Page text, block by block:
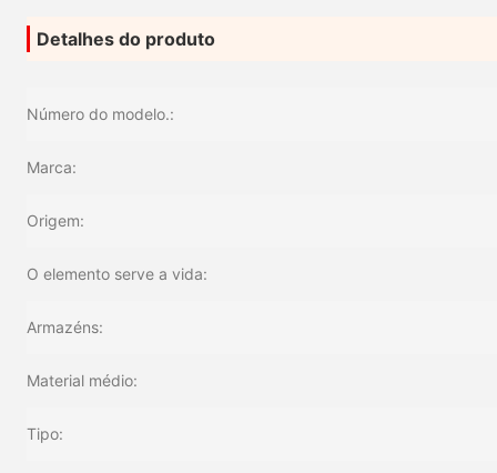
Detalhes do produto
Número do modelo.:
Marca:
Origem:
O elemento serve a vida:
Armazéns:
Material médio:
Tipo: